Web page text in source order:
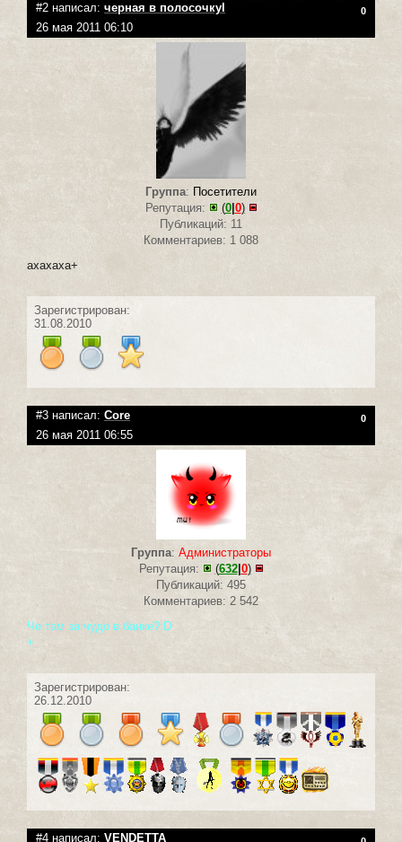
#2 написал: черная в полосочкуl 0
26 мая 2011 06:10
Группа: Посетители
Репутация:
(0|0)
Публикаций: 11
Комментариев: 1 088
ахахаха+
Зарегистрирован:
31.08.2010
#3 написал: Core 0
26 мая 2011 06:55
Группа: Администраторы
Репутация:
(632|0)
Публикаций: 495
Комментариев: 2 542
Че там за чудо в банке?:D
+
Зарегистрирован:
26.12.2010
#4 написал: VENDETTA